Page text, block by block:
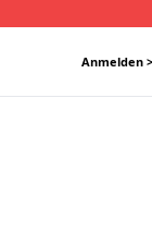
Anmelden >